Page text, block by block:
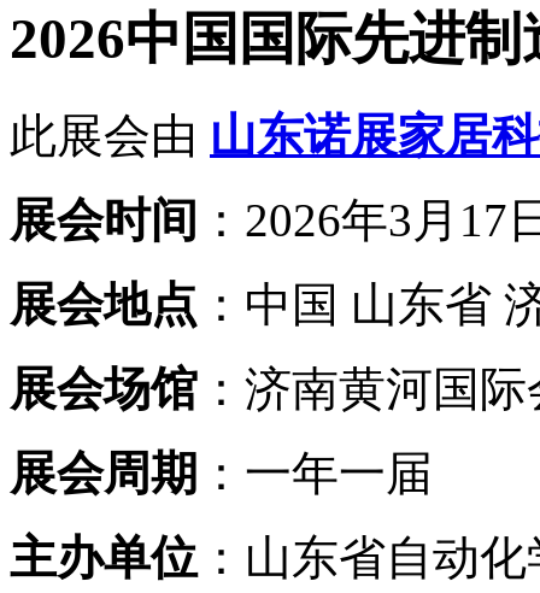
2026中国国际先进
此展会由 山东诺展家居
展会时间 ：2026年3月17
展会地点 ：中国 山东省
展会场馆 ：济南黄河国
展会周期 ：一年一届
主办单位 ：山东省自动